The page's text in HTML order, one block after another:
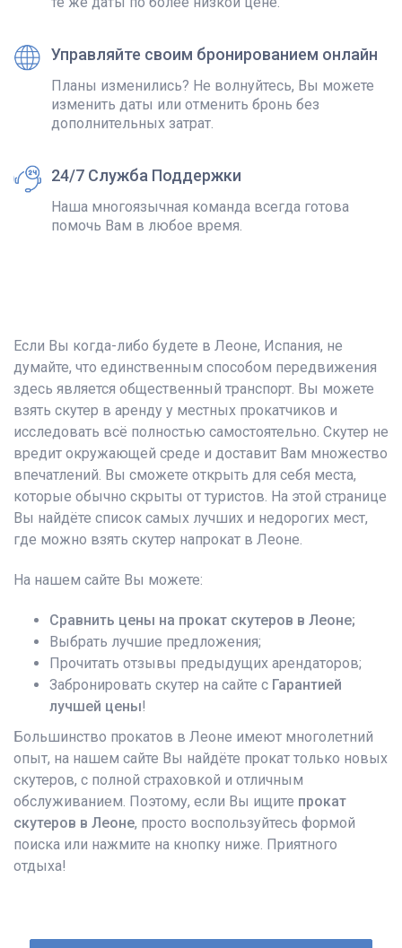
Управляйте своим бронированием онлайн
Планы изменились? Не волнуйтесь, Вы можете
изменить даты или отменить бронь без
дополнительных затрат.
24/7 Служба Поддержки
Наша многоязычная команда всегда готова
помочь Вам в любое время.
Если Вы когда-либо будете в Леоне, Испания, не
думайте, что единственным способом передвижения
здесь является общественный транспорт. Вы можете
взять скутер в аренду у местных прокатчиков и
исследовать всё полностью самостоятельно. Скутер не
вредит окружающей среде и доставит Вам множество
впечатлений. Вы сможете открыть для себя места,
которые обычно скрыты от туристов. На этой странице
Вы найдёте список самых лучших и недорогих мест,
где можно взять скутер напрокат в Леоне.
На нашем сайте Вы можете:
Сравнить цены на прокат скутеров в Леоне;
Выбрать лучшие предложения;
Прочитать отзывы предыдущих арендаторов;
Забронировать скутер на сайте с Гарантией
лучшей цены!
Большинство прокатов в Леоне имеют многолетний
опыт, на нашем сайте Вы найдёте прокат только новых
скутеров, с полной страховкой и отличным
обслуживанием. Поэтому, если Вы ищите прокат
скутеров в Леоне, просто воспользуйтесь формой
поиска или нажмите на кнопку ниже. Приятного
отдыха!